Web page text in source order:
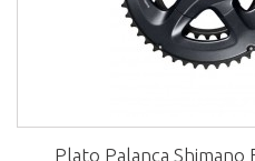
Plato Palanca Shimano